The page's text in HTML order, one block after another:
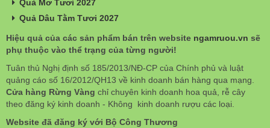
Quả Mơ Tươi 2027
Quả Dâu Tằm Tươi 2027
Hiệu quả của các sản phẩm bán trên website ngamruou.vn sẽ
phụ thuộc vào thể trạng của từng người!
Tuân thủ Nghị định số 185/2013/NĐ-CP của Chính phủ và luật
quảng cáo số 16/2012/QH13 về kinh doanh bán hàng qua mạng.
Cửa hàng Rừng Vàng chỉ chuyên kinh doanh hoa quả, rễ cây
theo đăng ký kinh doanh - Không kinh doanh rượu các loại.
Website đã đăng ký với Bộ Công Thương